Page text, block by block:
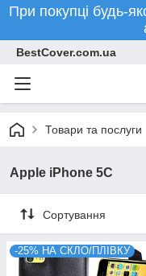
При покупці будь-
BestCover.com.ua
Товари та послуги
Apple iPhone 5C
Сортування
-25% НА СКЛО/ПЛІВКУ